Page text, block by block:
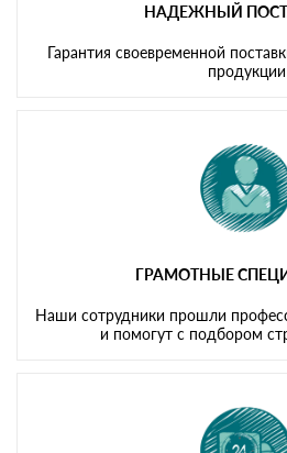
НАДЕЖНЫЙ
Гарантия своевременной
продукции
ГРАМОТНЫЕ
Наши сотрудники прошли
и помогут с подбором